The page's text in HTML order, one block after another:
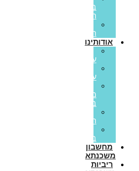
בערבות
המדינה
הפוכה
אודותינו
עלינו
עלינו
משכנתאות
בתקשורת
הצלחה
בפריים
מחשבון
משכנתא
ריביות